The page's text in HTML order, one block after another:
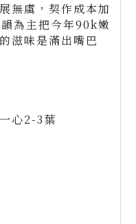
無虞，契作成本加
為主把今年90k嫩
滋味是滿出嘴巴
心2-3葉